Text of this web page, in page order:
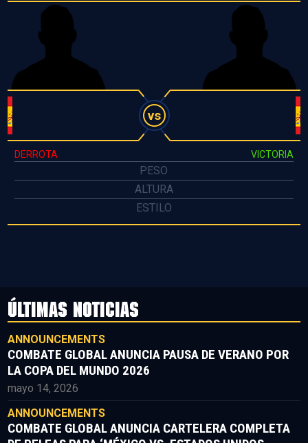
vs
DERROTA VICTORIA
PESO
ALTURA
ESTILO
ÚLTIMAS NOTICIAS
ANNOUNCEMENTS
COMBATE GLOBAL ANUNCIA PAUSA DE VERANO POR
LA COPA DEL MUNDO 2026
mayo 14, 2026
ANNOUNCEMENTS
COMBATE GLOBAL ANUNCIA CARTELERA COMPLETA